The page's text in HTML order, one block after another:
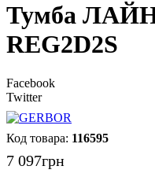
Тумба
REG2D2S
Facebook
Twitter
116595
7 097грн